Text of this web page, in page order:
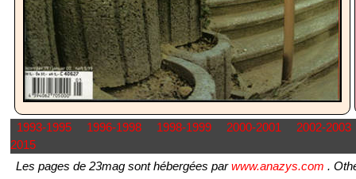
1993-1995 1996-1998 1998-1999 2000-2001
2002-2003
2015
Les pages de 23mag sont hébergées parwww.anazys.com .